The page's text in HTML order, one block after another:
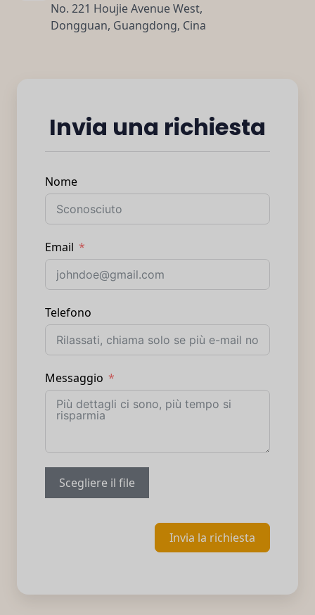
No. 221 Houjie Avenue West,
Dongguan, Guangdong, Cina
Invia una richiesta
Nome
Email
Telefono
Messaggio
Scegliere il file
Invia la richiesta